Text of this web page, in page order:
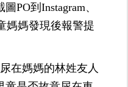
PO到Instagram、
媽媽發現後報警提
在媽媽的林姓友人